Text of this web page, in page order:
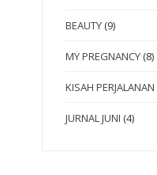
BEAUTY (9)
MY PREGNANCY (8)
KISAH PERJALANAN
JURNAL JUNI (4)